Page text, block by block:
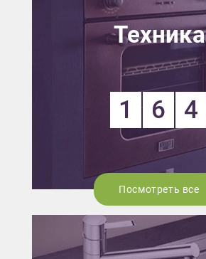
Техника
1 6 4
Посмотреть все